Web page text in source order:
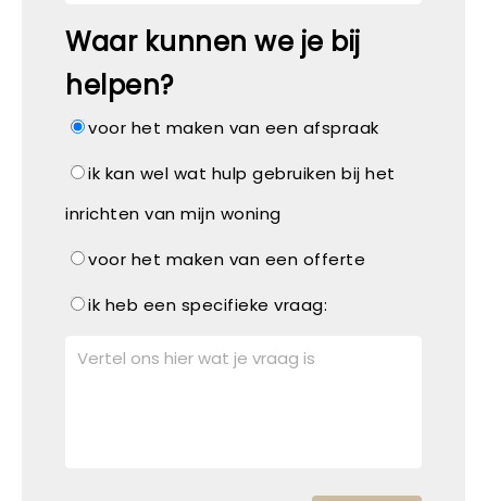
Waar kunnen we je bij
helpen?
voor het maken van een afspraak
ik kan wel wat hulp gebruiken bij het
inrichten van mijn woning
voor het maken van een offerte
ik heb een specifieke vraag: